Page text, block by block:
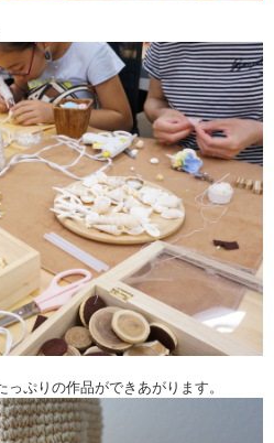
ぷりの作品ができあがります。